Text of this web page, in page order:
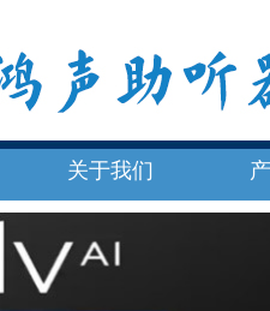
关于我们